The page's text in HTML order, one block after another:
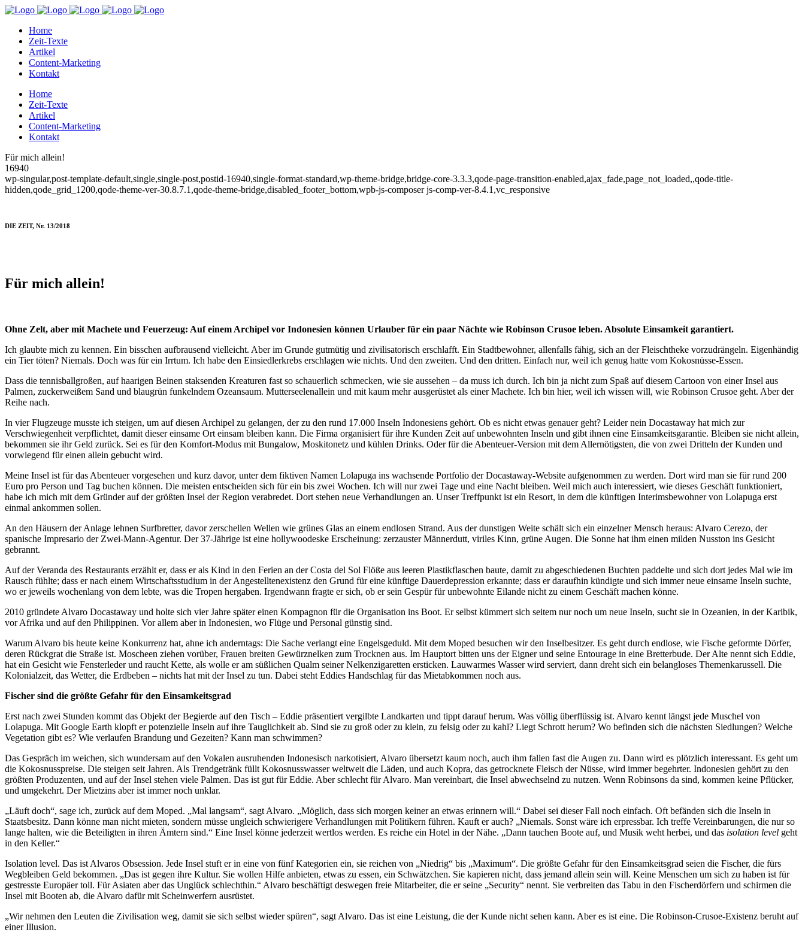
Home
Zeit-Texte
Artikel
Content-Marketing
Kontakt
Home
Zeit-Texte
Artikel
Content-Marketing
Kontakt
Für mich allein!
16940
wp-singular,post-template-default,single,single-post,postid-16940,single-format-standard,wp-theme-bridge,bridge-core-3.3.3,qode-page-transition-enabled,ajax_fade,page_not_loaded,,qode-title-
hidden,qode_grid_1200,qode-theme-ver-30.8.7.1,qode-theme-bridge,disabled_footer_bottom,wpb-js-composer js-comp-ver-8.4.1,vc_responsive
DIE ZEIT, Nr. 13/2018
Für mich allein!
Ohne Zelt, aber mit Machete und Feuerzeug: Auf einem Archipel vor Indonesien können Urlauber für ein paar Nächte wie Robinson Crusoe leben. Absolute Einsamkeit garantiert.
Ich glaubte mich zu kennen. Ein bisschen aufbrausend vielleicht. Aber im Grunde gutmütig und zivilisatorisch erschlafft. Ein Stadtbewohner, allenfalls fähig, sich an der Fleischtheke vorzudrängeln. Eigenhändig
ein Tier töten? Niemals. Doch was für ein Irrtum. Ich habe den Einsiedlerkrebs erschlagen wie nichts. Und den zweiten. Und den dritten. Einfach nur, weil ich genug hatte vom Kokosnüsse-Essen.
Dass die tennisballgroßen, auf haarigen Beinen staksenden Kreaturen fast so schauerlich schmecken, wie sie aussehen – da muss ich durch. Ich bin ja nicht zum Spaß auf diesem Cartoon von einer Insel aus
Palmen, zuckerweißem Sand und blaugrün funkelndem Ozeansaum. Mutterseelenallein und mit kaum mehr ausgerüstet als einer Machete. Ich bin hier, weil ich wissen will, wie Robinson Crusoe geht. Aber der
Reihe nach.
In vier Flugzeuge musste ich steigen, um auf diesen Archipel zu gelangen, der zu den rund 17.000 Inseln Indonesiens gehört. Ob es nicht etwas genauer geht? Leider nein Docastaway hat mich zur
Verschwiegenheit verpflichtet, damit dieser einsame Ort einsam bleiben kann. Die Firma organisiert für ihre Kunden Zeit auf unbewohnten Inseln und gibt ihnen eine Einsamkeitsgarantie. Bleiben sie nicht allein,
bekommen sie ihr Geld zurück. Sei es für den Komfort-Modus mit Bungalow, Moskitonetz und kühlen Drinks. Oder für die Abenteuer-Version mit dem Allernötigsten, die von zwei Dritteln der Kunden und
vorwiegend für einen allein gebucht wird.
Meine Insel ist für das Abenteuer vorgesehen und kurz davor, unter dem fiktiven Namen Lolapuga ins wachsende Portfolio der Docastaway-Website aufgenommen zu werden. Dort wird man sie für rund 200
Euro pro Person und Tag buchen können. Die meisten entscheiden sich für ein bis zwei Wochen. Ich will nur zwei Tage und eine Nacht bleiben. Weil mich auch interessiert, wie dieses Geschäft funktioniert,
habe ich mich mit dem Gründer auf der größten Insel der Region verabredet. Dort stehen neue Verhandlungen an. Unser Treffpunkt ist ein Resort, in dem die künftigen Interimsbewohner von Lolapuga erst
einmal ankommen sollen.
An den Häusern der Anlage lehnen Surfbretter, davor zerschellen Wellen wie grünes Glas an einem endlosen Strand. Aus der dunstigen Weite schält sich ein einzelner Mensch heraus: Alvaro Cerezo, der
spanische Impresario der Zwei-Mann-Agentur. Der 37-Jährige ist eine hollywoodeske Erscheinung: zerzauster Männerdutt, viriles Kinn, grüne Augen. Die Sonne hat ihm einen milden Nusston ins Gesicht
gebrannt.
Auf der Veranda des Restaurants erzählt er, dass er als Kind in den Ferien an der Costa del Sol Flöße aus leeren Plastikflaschen baute, damit zu abgeschiedenen Buchten paddelte und sich dort jedes Mal wie im
Rausch fühlte; dass er nach einem Wirtschaftsstudium in der Angestelltenexistenz den Grund für eine künftige Dauerdepression erkannte; dass er daraufhin kündigte und sich immer neue einsame Inseln suchte,
wo er jeweils wochenlang von dem lebte, was die Tropen hergaben. Irgendwann fragte er sich, ob er sein Gespür für unbewohnte Eilande nicht zu einem Geschäft machen könne.
2010 gründete Alvaro Docastaway und holte sich vier Jahre später einen Kompagnon für die Organisation ins Boot. Er selbst kümmert sich seitem nur noch um neue Inseln, sucht sie in Ozeanien, in der Karibik,
vor Afrika und auf den Philippinen. Vor allem aber in Indonesien, wo Flüge und Personal günstig sind.
Warum Alvaro bis heute keine Konkurrenz hat, ahne ich anderntags: Die Sache verlangt eine Engelsgeduld. Mit dem Moped besuchen wir den Inselbesitzer. Es geht durch endlose, wie Fische geformte Dörfer,
deren Rückgrat die Straße ist. Moscheen ziehen vorüber, Frauen breiten Gewürznelken zum Trocknen aus. Im Hauptort bitten uns der Eigner und seine Entourage in eine Bretterbude. Der Alte nennt sich Eddie,
hat ein Gesicht wie Fensterleder und raucht Kette, als wolle er am süßlichen Qualm seiner Nelkenzigaretten ersticken. Lauwarmes Wasser wird serviert, dann dreht sich ein belangloses Themenkarussell. Die
Kolonialzeit, das Wetter, die Erdbeben – nichts hat mit der Insel zu tun. Dabei steht Eddies Handschlag für das Mietabkommen noch aus.
Fischer sind die größte Gefahr für den Einsamkeitsgrad
Erst nach zwei Stunden kommt das Objekt der Begierde auf den Tisch – Eddie präsentiert vergilbte Landkarten und tippt darauf herum. Was völlig überflüssig ist. Alvaro kennt längst jede Muschel von
Lolapuga. Mit Google Earth klopft er potenzielle Inseln auf ihre Tauglichkeit ab. Sind sie zu groß oder zu klein, zu felsig oder zu kahl? Liegt Schrott herum? Wo befinden sich die nächsten Siedlungen? Welche
Vegetation gibt es? Wie verlaufen Brandung und Gezeiten? Kann man schwimmen?
Das Gespräch im weichen, sich wundersam auf den Vokalen ausruhenden Indonesisch narkotisiert, Alvaro übersetzt kaum noch, auch ihm fallen fast die Augen zu. Dann wird es plötzlich interessant. Es geht um
die Kokosnusspreise. Die steigen seit Jahren. Als Trendgetränk füllt Kokosnusswasser weltweit die Läden, und auch Kopra, das getrocknete Fleisch der Nüsse, wird immer begehrter. Indonesien gehört zu den
größten Produzenten, und auf der Insel stehen viele Palmen. Das ist gut für Eddie. Aber schlecht für Alvaro. Man vereinbart, die Insel abwechselnd zu nutzen. Wenn Robinsons da sind, kommen keine Pflücker,
und umgekehrt. Der Mietzins aber ist immer noch unklar.
„Läuft doch“, sage ich, zurück auf dem Moped. „Mal langsam“, sagt Alvaro. „Möglich, dass sich morgen keiner an etwas erinnern will.“ Dabei sei dieser Fall noch einfach. Oft befänden sich die Inseln in
Staatsbesitz. Dann könne man nicht mieten, sondern müsse ungleich schwierigere Verhandlungen mit Politikern führen. Kauft er auch? „Niemals. Sonst wäre ich erpressbar. Ich treffe Vereinbarungen, die nur so
lange halten, wie die Beteiligten in ihren Ämtern sind.“ Eine Insel könne jederzeit wertlos werden. Es reiche ein Hotel in der Nähe. „Dann tauchen Boote auf, und Musik weht herbei, und das isolation level geht
in den Keller.“
Isolation level. Das ist Alvaros Obsession. Jede Insel stuft er in eine von fünf Kategorien ein, sie reichen von „Niedrig“ bis „Maximum“. Die größte Gefahr für den Einsamkeitsgrad seien die Fischer, die fürs
Wegbleiben Geld bekommen. „Das ist gegen ihre Kultur. Sie wollen Hilfe anbieten, etwas zu essen, ein Schwätzchen. Sie kapieren nicht, dass jemand allein sein will. Keine Menschen um sich zu haben ist für
gestresste Europäer toll. Für Asiaten aber das Unglück schlechthin.“ Alvaro beschäftigt deswegen freie Mitarbeiter, die er seine „Security“ nennt. Sie verbreiten das Tabu in den Fischerdörfern und schirmen die
Insel mit Booten ab, die Alvaro dafür mit Scheinwerfern ausrüstet.
„Wir nehmen den Leuten die Zivilisation weg, damit sie sich selbst wieder spüren“, sagt Alvaro. Das ist eine Leistung, die der Kunde nicht sehen kann. Aber es ist eine. Die Robinson-Crusoe-Existenz beruht auf
einer Illusion.